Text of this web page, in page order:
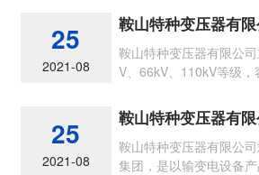
25
2021-08
鞍山特种变压器有
鞍山特种变压器有限公
V、66kV、110kV等级
25
2021-08
鞍山特种变压器有
鞍山特种变压器有限公
集团，是以输变电设备